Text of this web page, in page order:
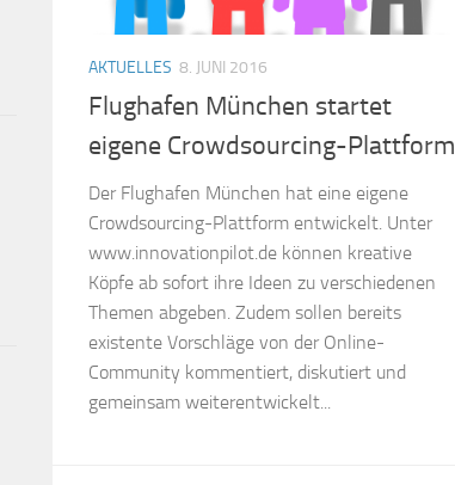
AKTUELLES 8. JUNI 2016
Flughafen München startet
eigene Crowdsourcing-Plattform
Der Flughafen München hat eine eigene
Crowdsourcing-Plattform entwickelt. Unter
www.innovationpilot.de können kreative
Köpfe ab sofort ihre Ideen zu verschiedenen
Themen abgeben. Zudem sollen bereits
existente Vorschläge von der Online-
Community kommentiert, diskutiert und
gemeinsam weiterentwickelt...